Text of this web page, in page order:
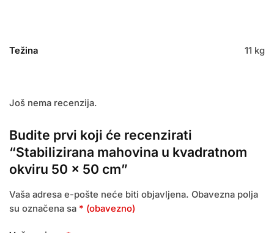
Težina 11 kg
Još nema recenzija.
Budite prvi koji će recenzirati
“Stabilizirana mahovina u kvadratnom
okviru 50 × 50 cm”
Vaša adresa e-pošte neće biti objavljena. Obavezna polja
su označena sa * (obavezno)